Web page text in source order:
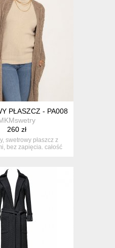
PŁASZCZ - PA008 MOCCA MKM
260 zł
swetrowy płaszcz z
bez zapięcia. całość